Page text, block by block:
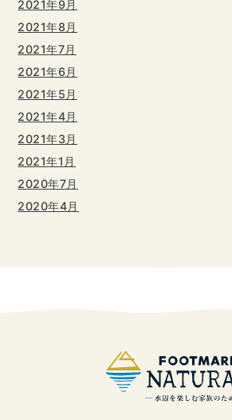
2021年9月
2021年8月
2021年7月
2021年6月
2021年5月
2021年4月
2021年3月
2021年1月
2020年7月
2020年4月